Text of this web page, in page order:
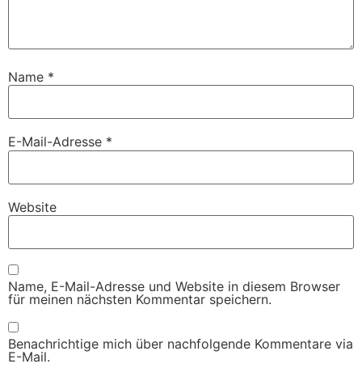
Name *
E-Mail-Adresse *
Website
Name, E-Mail-Adresse und Website in diesem Browser
für meinen nächsten Kommentar speichern.
Benachrichtige mich über nachfolgende Kommentare via
E-Mail.